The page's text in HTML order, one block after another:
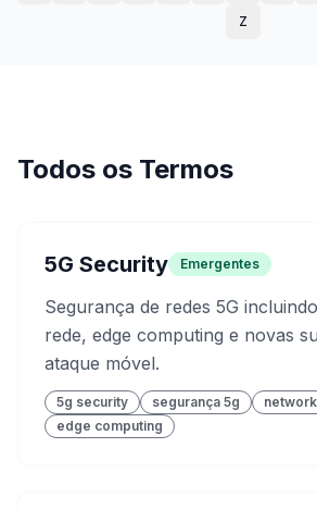
Z
Todos os Termos
5G Security Emergentes
Segurança de redes 5G
rede, edge computing e novas
ataque móvel.
5g security segurança 5g
edge computing